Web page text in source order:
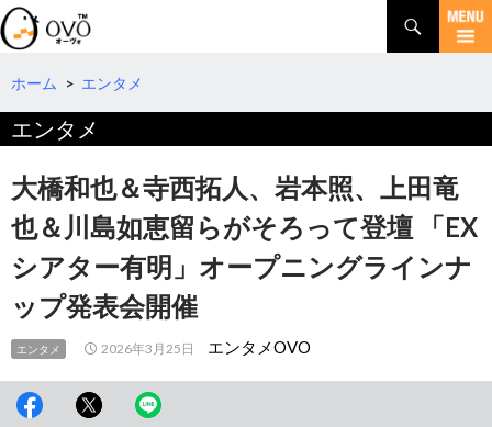
検
索
コ
テ
へ
動
ホーム > エンタメ
エンタメ
大橋和也＆寺西拓人、岩本照、上田竜
也＆川島如恵留らがそろって登壇 「EX
シアター有明」オープニングラインナ
ップ発表会開催
エンタメ 2026年3月25日 エンタメOVO